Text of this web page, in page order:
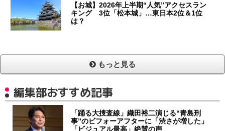
【お城】2026年上半期“人気”アクセスラン
キング 3位「松本城」…東日本2位＆1位
は？
もっと見る
編集部おすすめ記事
「踊る大捜査線」織田裕二演じる“青島刑
事”のビフォーアフターに「渋さが増した」
「ビジュアル最高」絶賛の声